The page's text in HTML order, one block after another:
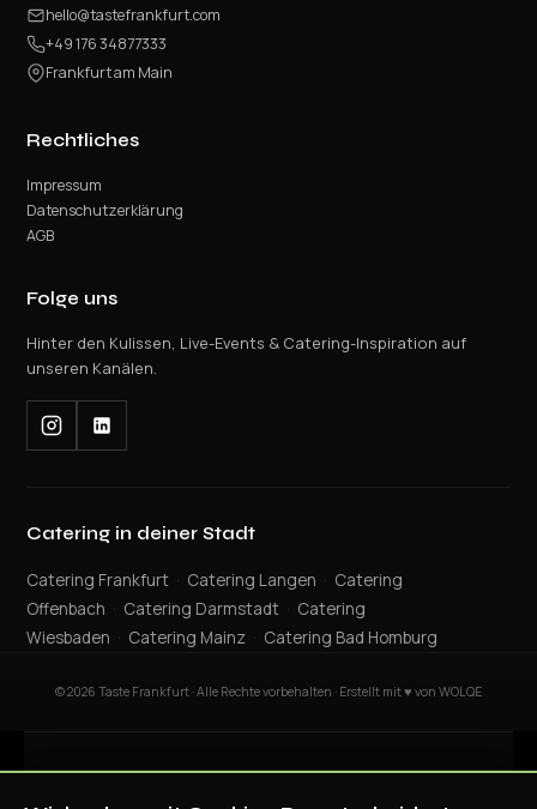
hello@tastefrankfurt.com
+49 176 34877333
Frankfurt am Main
Rechtliches
Impressum
Datenschutzerklärung
AGB
Folge uns
Hinter den Kulissen, Live-Events & Catering-Inspiration auf
unseren Kanälen.
Catering in deiner Stadt
Catering Frankfurt · Catering Langen · Catering
Offenbach · Catering Darmstadt · Catering
Wiesbaden · Catering Mainz · Catering Bad Homburg
© 2026 Taste Frankfurt · Alle Rechte vorbehalten · Erstellt mit ♥ von WOLQE